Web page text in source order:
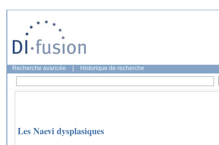
Recherche avancée Historique de recherche
Les Naevi dysplasiques